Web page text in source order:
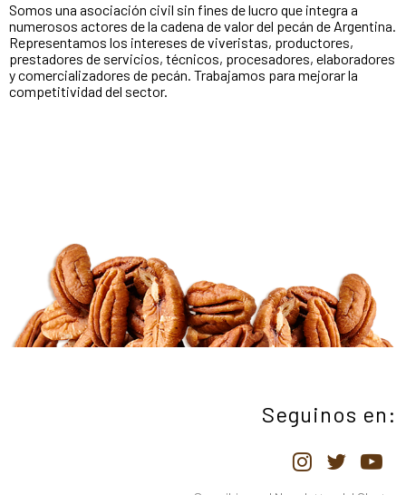
Somos una asociación civil sin fines de lucro que integra a
numerosos actores de la cadena de valor del pecán de Argentina.
Representamos los intereses de viveristas, productores,
prestadores de servicios, técnicos, procesadores, elaboradores
y comercializadores de pecán. Trabajamos para mejorar la
competitividad del sector.
Seguinos en: